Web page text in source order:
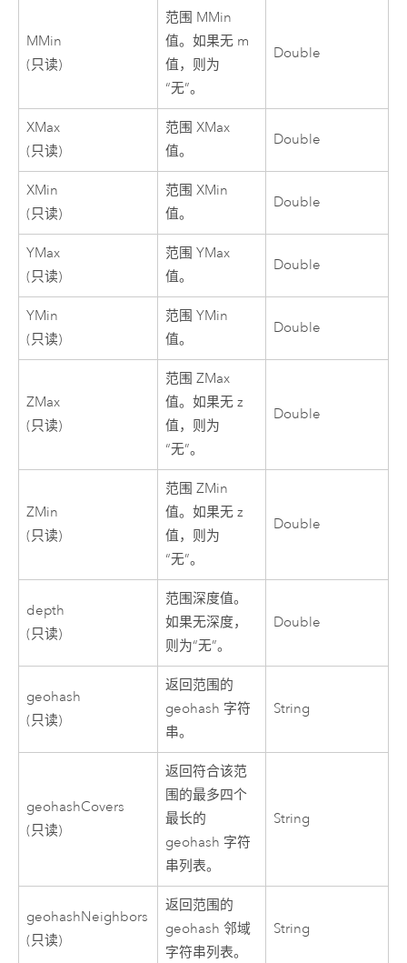
MMin
(只读)
范围 MMin
值。如果无 m
值，则为
“无”。
Double
XMax
(只读)
范围 XMax
值。
Double
XMin
(只读)
范围 XMin
值。
Double
YMax
(只读)
范围 YMax
值。
Double
YMin
(只读)
范围 YMin
值。
Double
ZMax
(只读)
范围 ZMax
值。如果无 z
值，则为
“无”。
Double
ZMin
(只读)
范围 ZMin
值。如果无 z
值，则为
“无”。
Double
depth
(只读)
范围深度值。
如果无深度，
则为“无”。
Double
geohash
(只读)
返回范围的
geohash 字符
串。
String
geohashCovers
(只读)
返回符合该范
围的最多四个
最长的
geohash 字符
串列表。
String
geohashNeighbors
(只读)
返回范围的
geohash 邻域
字符串列表。
String